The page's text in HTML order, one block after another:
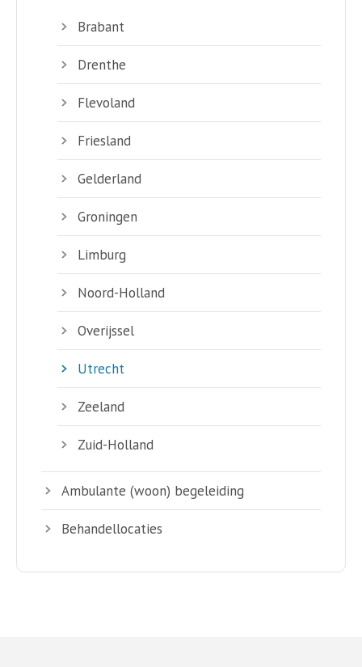
Brabant
Drenthe
Flevoland
Friesland
Gelderland
Groningen
Limburg
Noord-Holland
Overijssel
Utrecht
Zeeland
Zuid-Holland
Ambulante (woon) begeleiding
Behandellocaties